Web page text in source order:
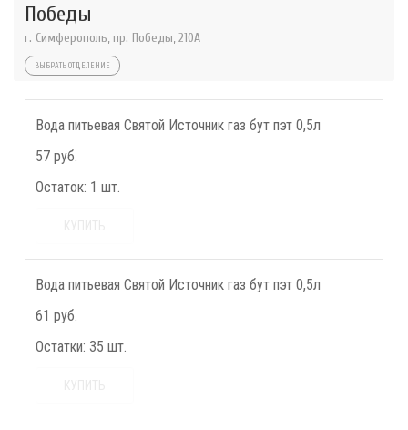
Победы
г. Симферополь, пр. Победы, 210A
ВЫБРАТЬ ОТДЕЛЕНИЕ
Вода питьевая Святой Источник газ бут пэт 0,5л
57 руб.
Остаток: 1 шт.
Вода питьевая Святой Источник газ бут пэт 0,5л
61 руб.
Остатки: 35 шт.